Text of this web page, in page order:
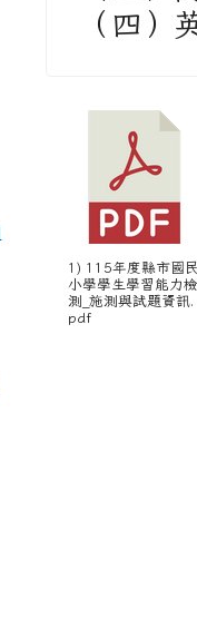
（四
1) 115年度縣市國民
小學學生學習能力檢
測_施測與試題資訊.
pdf